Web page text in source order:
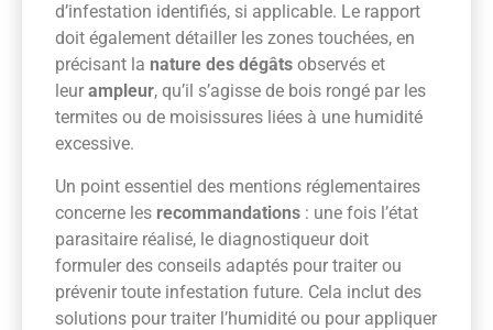
d’infestation identifiés, si applicable. Le rapport
doit également détailler les zones touchées, en
précisant la nature des dégâts observés et
leur ampleur, qu’il s’agisse de bois rongé par les
termites ou de moisissures liées à une humidité
excessive.
Un point essentiel des mentions réglementaires
concerne les recommandations : une fois l’état
parasitaire réalisé, le diagnostiqueur doit
formuler des conseils adaptés pour traiter ou
prévenir toute infestation future. Cela inclut des
solutions pour traiter l’humidité ou pour appliquer